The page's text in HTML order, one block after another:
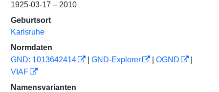
1925-03-17 – 2010
Geburtsort
Karlsruhe
Normdaten
GND: 1013642414
GND-Explorer OGND
VIAF
Namensvarianten